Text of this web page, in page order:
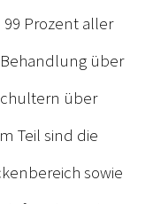
Prozent aller
über
über
Teil sind die
sowie